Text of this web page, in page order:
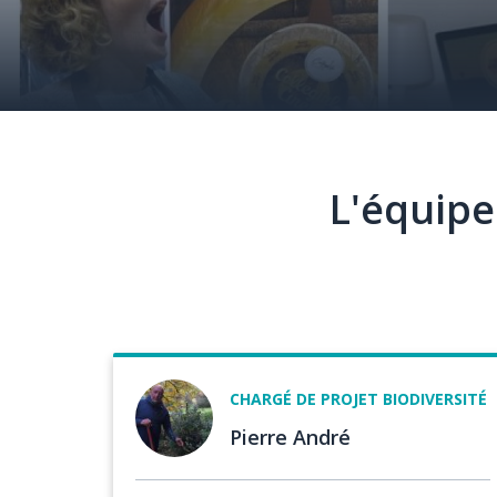
L'équipe
Image Fonction
CHARGÉ DE PROJET BIODIVERSITÉ
Pierre André